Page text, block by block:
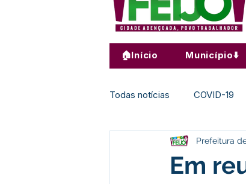
🏠Início Município⬇️
Todas notícias COVID-19
Agricultura Nota de
Em
Prefeitura